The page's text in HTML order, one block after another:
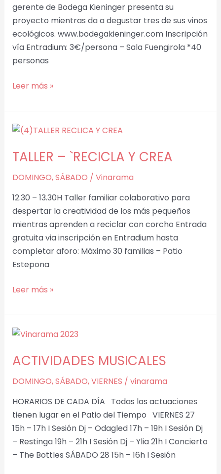
gerente de Bodega Kieninger presenta su
proyecto mientras da a degustar tres de sus vinos
ecológicos. www.bodegakieninger.com Inscripción
vía Entradium: 3€/persona – Sala Fuengirola *40
personas
Leer más »
TALLER – `RECICLA Y CREA
DOMINGO,SÁBADO / Vinarama
12.30 – 13.30H Taller familiar colaborativo para
despertar la creatividad de los más pequeños
mientras aprenden a reciclar con corcho Entrada
gratuita via inscripción en Entradium hasta
completar aforo: Máximo 30 familias – Patio
Estepona
TALLER
`RECICLA
CREA
Leer más »
ACTIVIDADES MUSICALES
DOMINGO,SÁBADO,VIERNES / vinarama
HORARIOS DE CADA DÍA Todas las actuaciones
tienen lugar en el Patio del Tiempo VIERNES 27
15h – 17h I Sesión Dj – Odagled 17h – 19h I Sesión Dj
– Restinga 19h – 21h I Sesión Dj – Ylia 21h I Concierto
– The Bottles SÁBADO 28 15h – 16h I Sesión
ACTIVIDADES